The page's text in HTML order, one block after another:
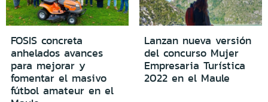
FOSIS concreta
anhelados avances
para mejorar y
fomentar el masivo
fútbol amateur en el
Lanzan nueva versión
del concurso Mujer
Empresaria Turística
2022 en el Maule